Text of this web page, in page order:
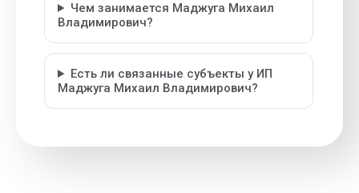
Чем занимается Маджуга Михаил
Владимирович?
Есть ли связанные субъекты у ИП
Маджуга Михаил Владимирович?